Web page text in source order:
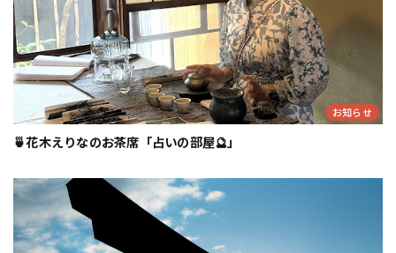
お知らせ
🍵花木えりなのお茶席「占いの部屋🔮」